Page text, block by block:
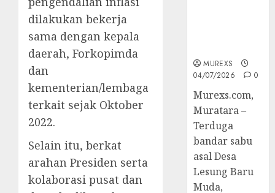
dilakukan bekerja
sama dengan kepala
daerah, Forkopimda
dan
kementerian/lembaga
terkait sejak Oktober
2022.
Selain itu, berkat
arahan Presiden serta
kolaborasi pusat dan
MUREXS
04/07/2026
0
Murexs.com,
Muratara –
Terduga
bandar sabu
asal Desa
Lesung Baru
Muda,